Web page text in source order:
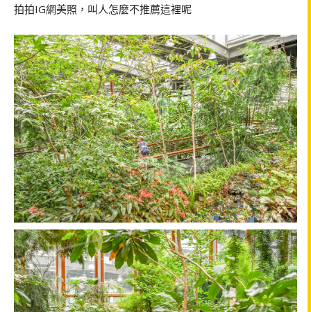
拍拍IG網美照，叫人怎麼不推薦這裡呢